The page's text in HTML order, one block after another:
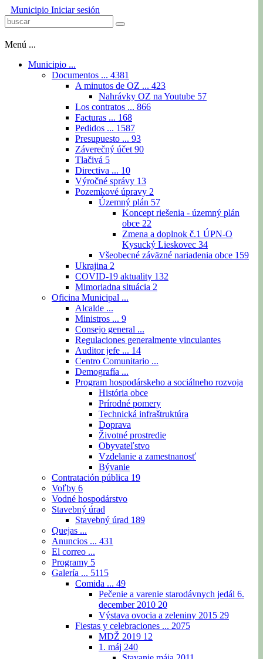
Municipio Iniciar sesión
Menú ...
Municipio ...
Documentos ... 4381
A minutos de OZ ... 423
Nahrávky OZ na Youtube 57
Los contratos ... 866
Facturas ... 168
Pedidos ... 1587
Presupuesto ... 93
Záverečný účet 90
Tlačivá 5
Directiva ... 10
Výročné správy 13
Pozemkové úpravy 2
Územný plán 57
Koncept riešenia - územný plán
obce 22
Zmena a doplnok č.1 ÚPN-O
Kysucký Lieskovec 34
Všeobecné záväzné nariadenia obce 159
Ukrajina 2
COVID-19 aktuality 132
Mimoriadna situácia 2
Oficina Municipal ...
Alcalde ...
Ministros ... 9
Consejo general ...
Regulaciones generalmente vinculantes
Auditor jefe ... 14
Centro Comunitario ...
Demografía ...
Program hospodárskeho a sociálneho rozvoja
História obce
Prírodné pomery
Technická infraštruktúra
Doprava
Životné prostredie
Obyvateľstvo
Vzdelanie a zamestnanosť
Bývanie
Contratación pública 19
Voľby 6
Vodné hospodárstvo
Stavebný úrad
Stavebný úrad 189
Quejas ...
Anuncios ... 431
El correo ...
Programy 5
Galería ... 5115
Comida ... 49
Pečenie a varenie starodávnych jedál 6.
december 2010 20
Výstava ovocia a zeleniny 2015 29
Fiestas y celebraciones ... 2075
MDŽ 2019 12
1. máj 240